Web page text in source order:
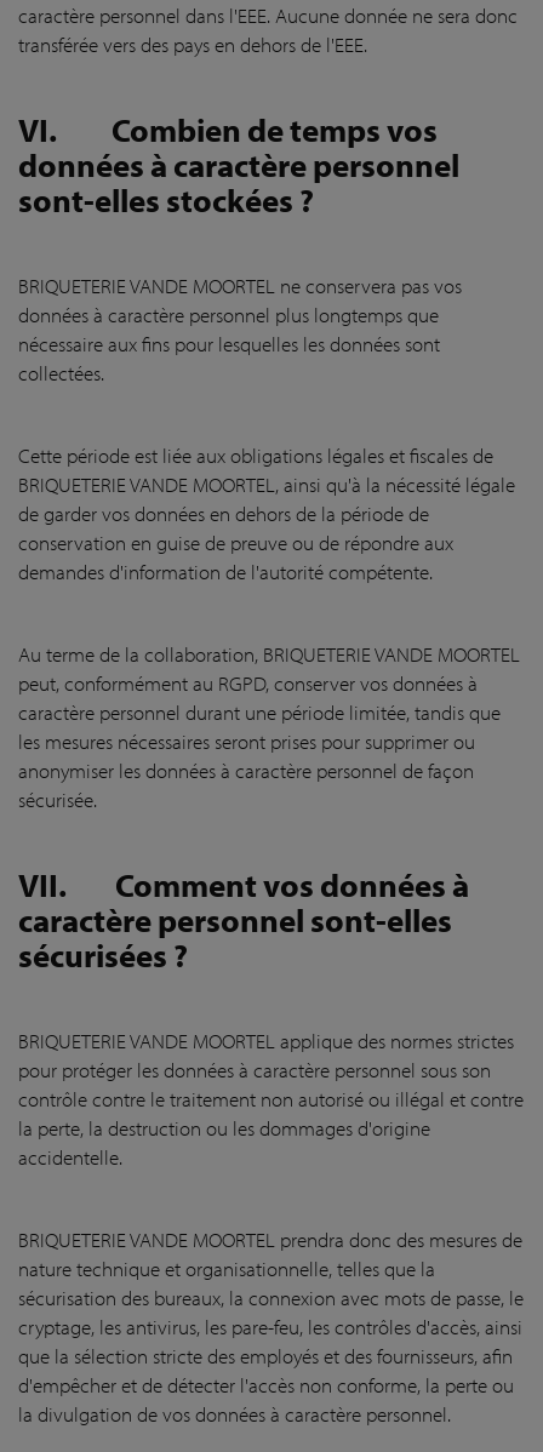
caractère personnel dans l'EEE. Aucune donnée ne sera donc
transférée vers des pays en dehors de l'EEE.
VI. Combien de temps vos
données à caractère personnel
sont-elles stockées ?
BRIQUETERIE VANDE MOORTEL ne conservera pas vos
données à caractère personnel plus longtemps que
nécessaire aux fins pour lesquelles les données sont
collectées.
Cette période est liée aux obligations légales et fiscales de
BRIQUETERIE VANDE MOORTEL, ainsi qu'à la nécessité légale
de garder vos données en dehors de la période de
conservation en guise de preuve ou de répondre aux
demandes d'information de l'autorité compétente.
Au terme de la collaboration, BRIQUETERIE VANDE MOORTEL
peut, conformément au RGPD, conserver vos données à
caractère personnel durant une période limitée, tandis que
les mesures nécessaires seront prises pour supprimer ou
anonymiser les données à caractère personnel de façon
sécurisée.
VII. Comment vos données à
caractère personnel sont-elles
sécurisées ?
BRIQUETERIE VANDE MOORTEL applique des normes strictes
pour protéger les données à caractère personnel sous son
contrôle contre le traitement non autorisé ou illégal et contre
la perte, la destruction ou les dommages d'origine
accidentelle.
BRIQUETERIE VANDE MOORTEL prendra donc des mesures de
nature technique et organisationnelle, telles que la
sécurisation des bureaux, la connexion avec mots de passe, le
cryptage, les antivirus, les pare-feu, les contrôles d'accès, ainsi
que la sélection stricte des employés et des fournisseurs, afin
d'empêcher et de détecter l'accès non conforme, la perte ou
la divulgation de vos données à caractère personnel.